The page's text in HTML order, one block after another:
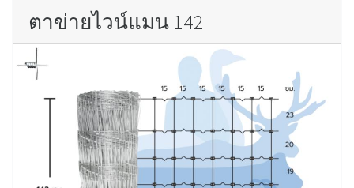
ตาข่ายไวน์แมน 142